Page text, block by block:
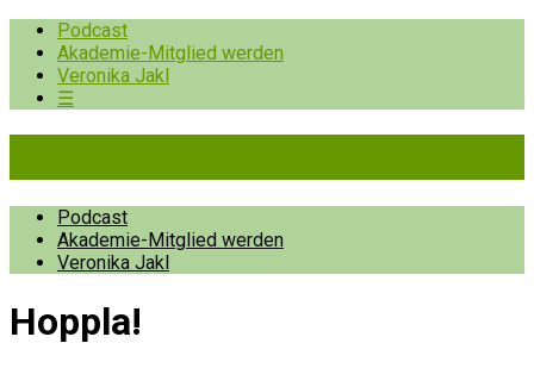
Podcast
Akademie-Mitglied werden
Veronika Jakl
☰
Podcast
Akademie-Mitglied werden
Veronika Jakl
Hopp­la!